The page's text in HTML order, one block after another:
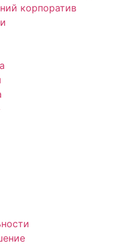
корпоратив